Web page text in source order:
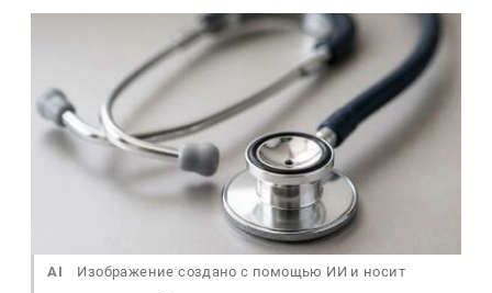
AI
Изображение создано с помощью ИИ и носит